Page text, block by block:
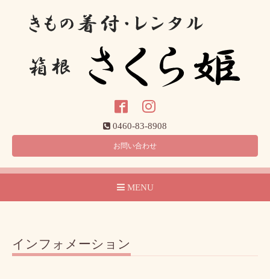
0460-83-8908
お問い合わせ
MENU
インフォメーション